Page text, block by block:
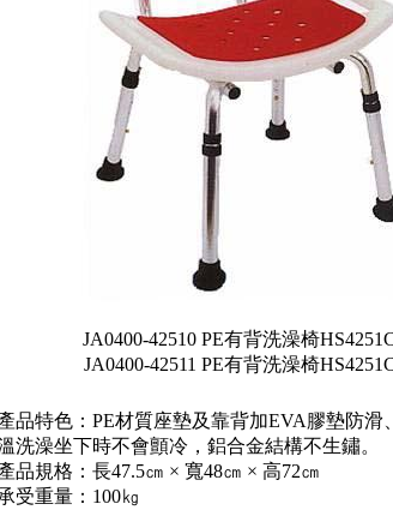
JA0400-42510 PE有背洗澡椅
JA0400-42511 PE有背洗澡椅
品特色：PE材質座墊及靠背加EVA膠墊防滑
洗澡坐下時不會顫冷，鋁合金結構不生鏽。
品規格：長47.5㎝ × 寬48㎝ × 高72㎝
受重量：100㎏